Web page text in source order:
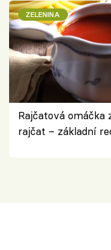
ZELENINA
Rajčatová omáčka
rajčat – základní